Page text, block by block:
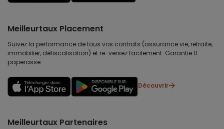
Meilleurtaux Placement
Suivez la performance de tous vos contrats (assurance vie, retraite,
immobilier, défiscalisation) et re-versez facilement. Garantie 0
paperasse.
Découvrir
Meilleurtaux Partenaires